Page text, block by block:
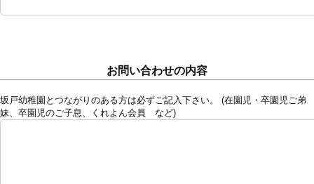
お問い合わせの内容
坂戸幼稚園とつながりのある方は必ずご記入下さい。 (在園児・卒園児ご弟
妹、卒園児のご子息、くれよん会員 など)